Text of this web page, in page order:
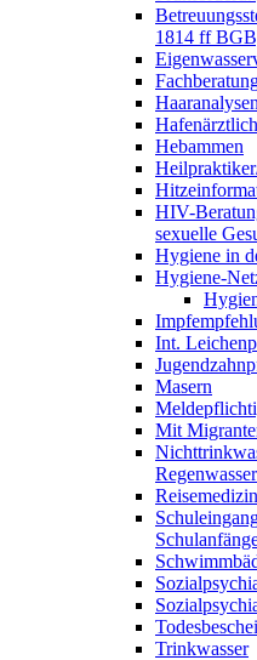
1814 ff
Hebammen
HIV-
sexuelle
Hygiene in
Hygiene-
Int.
Masern
Mit
Trinkwasser